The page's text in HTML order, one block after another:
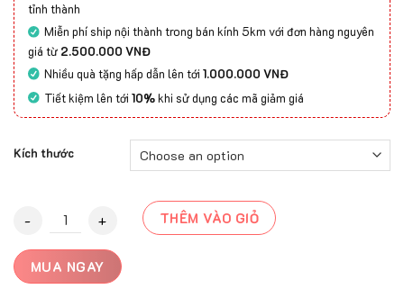
tỉnh thành
Miễn phí ship nội thành trong bán kính 5km với đơn hàng nguyên
giá từ 2.500.000 VNĐ
Nhiều quà tặng hấp dẫn lên tới1.000.000 VNĐ
Tiết kiệm lên tới10%khi sử dụng các mã giảm giá
Kích thước
Thảm Trải Sàn HLYP18119 - 04 quantity
THÊM VÀO GIỎ
MUA NGAY